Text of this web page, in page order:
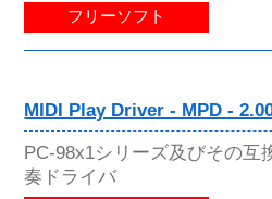
フリーソフト
MIDI Play Driver - MPD -
PC-98x1シリーズ及びその互
奏ドライバ